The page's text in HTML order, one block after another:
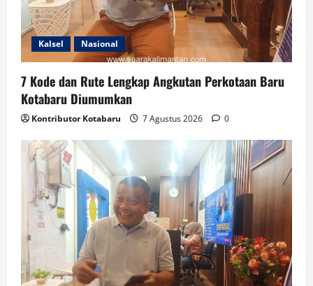
Kalsel Nasional
7 Kode dan Rute Lengkap Angkutan Perkotaan Baru
Kotabaru Diumumkan
Kontributor Kotabaru 7 Agustus 2026 0